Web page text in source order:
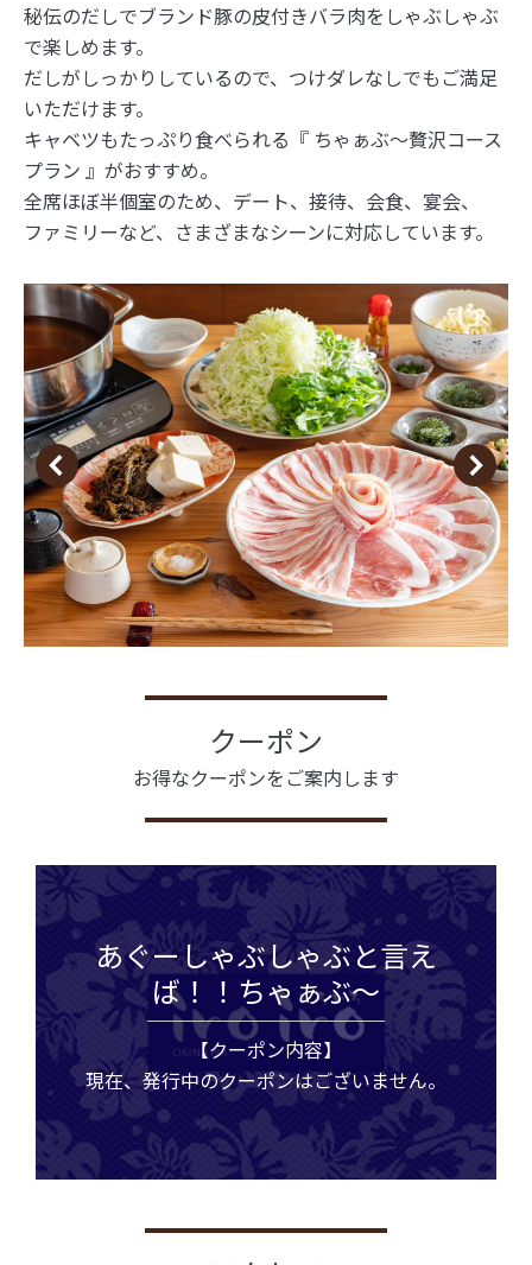
秘伝のだしでブランド豚の皮付きバラ肉をしゃぶしゃぶ
で楽しめます。
だしがしっかりしているので、つけダレなしでもご満足
いただけます。
キャベツもたっぷり食べられる『 ちゃぁぶ～贅沢コース
プラン 』がおすすめ。
全席ほぼ半個室のため、デート、接待、会食、宴会、
ファミリーなど、さまざまなシーンに対応しています。
クーポン
お得なクーポンをご案内します
あぐーしゃぶしゃぶと言え
ば！！ちゃぁぶ〜
【クーポン内容】
現在、発行中のクーポンはございません。